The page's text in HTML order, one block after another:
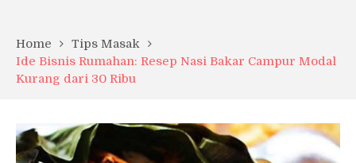
Home
Tips Masak
Ide Bisnis Rumahan: Resep Nasi Bakar Campur Modal
Kurang dari 30 Ribu